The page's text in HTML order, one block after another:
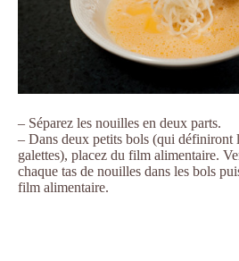
– Séparez les nouilles en deux parts.
– Dans deux petits bols (qui définiront
galettes), placez du film alimentaire.
chaque tas de nouilles dans les bols
film alimentaire.